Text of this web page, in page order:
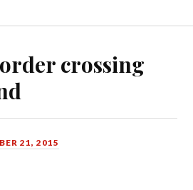
crossing
21, 2015